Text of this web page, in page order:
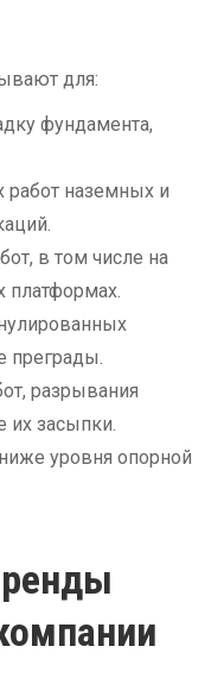
для:
фундамента,
работ наземных и
в том числе на
преграды.
разрывания
их засыпки.
уровня опорной